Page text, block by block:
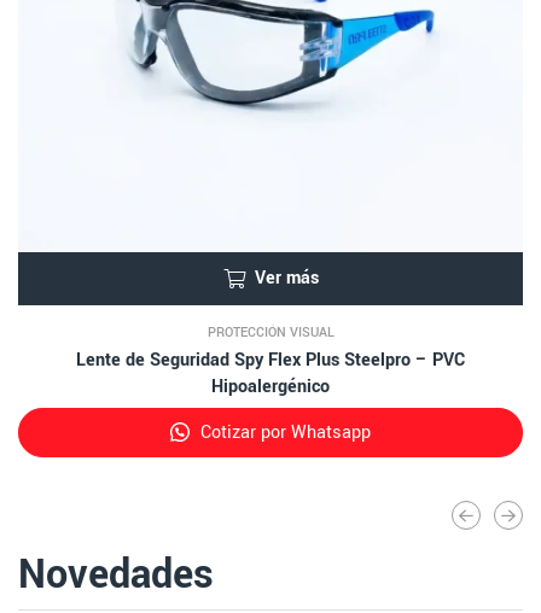
Ver más
PROTECCIÓN VISUAL
Lente de Seguridad Spy Flex Plus Steelpro – PVC
Hipoalergénico
Cotizar por Whatsapp
Novedades